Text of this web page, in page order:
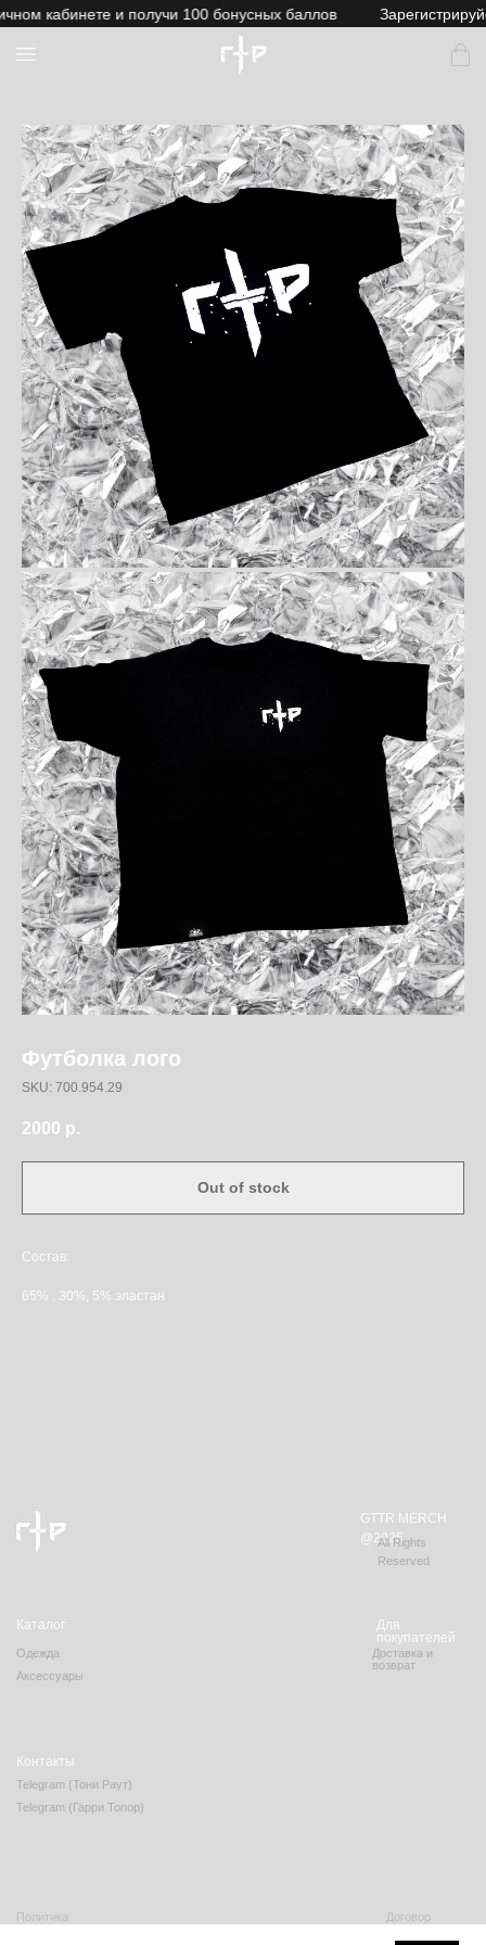
кабинете и получи 100 бонусных баллов
Футболка лого
SKU: 700.954.29
2000 р.
Out of stock
Состав:
65% , 30%, 5% эластан
Договор
Политика
Telegram (Гарри Топор)
Telegram (Тони Раут)
Контакты
GTTR MERCH
@2025
All Rights
Reserved
Для
покупателей
Доставка и
возврат
Одежда
Аксессуары
Каталог